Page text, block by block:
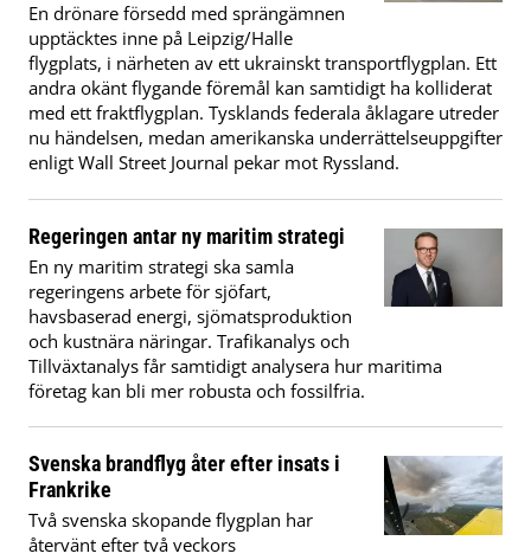
En drönare försedd med sprängämnen
upptäcktes inne på Leipzig/Halle
flygplats, i närheten av ett ukrainskt transportflygplan. Ett
andra okänt flygande föremål kan samtidigt ha kolliderat
med ett fraktflygplan. Tysklands federala åklagare utreder
nu händelsen, medan amerikanska underrättelseuppgifter
enligt Wall Street Journal pekar mot Ryssland.
Regeringen antar ny maritim strategi
En ny maritim strategi ska samla
regeringens arbete för sjöfart,
havsbaserad energi, sjömatsproduktion
och kustnära näringar. Trafikanalys och
Tillväxtanalys får samtidigt analysera hur maritima
företag kan bli mer robusta och fossilfria.
Svenska brandflyg åter efter insats i
Frankrike
Två svenska skopande flygplan har
återvänt efter två veckors